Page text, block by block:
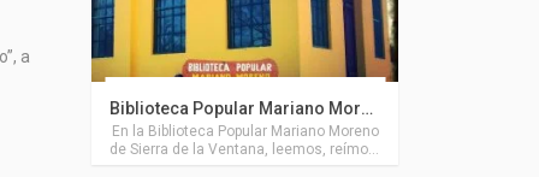
a
Biblioteca Popular Mariano Moreno
En la Biblioteca Popular Mariano Moreno
de Sierra de la Ventana, leemos, reímos,